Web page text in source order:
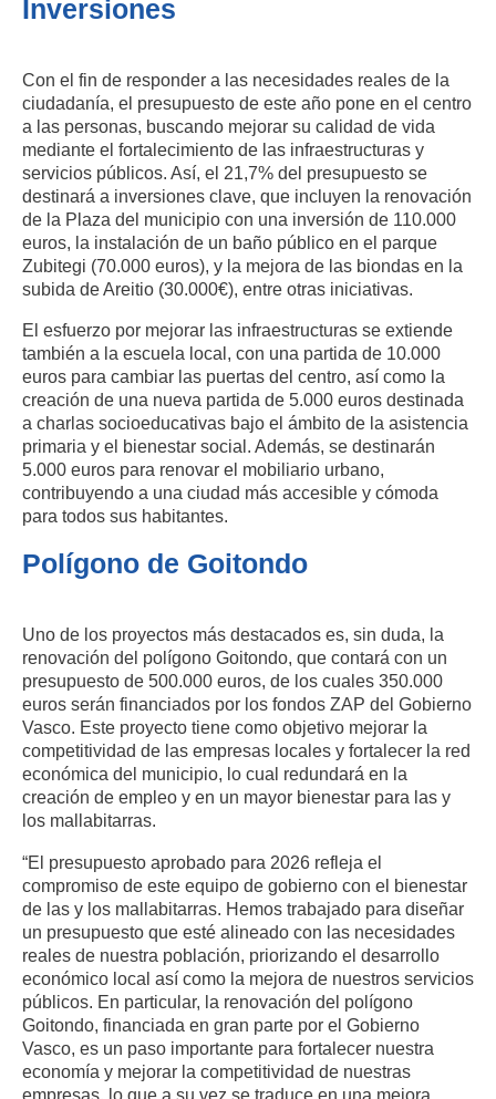
Inversiones
Con el fin de responder a las necesidades reales de la
ciudadanía, el presupuesto de este año pone en el centro
a las personas, buscando mejorar su calidad de vida
mediante el fortalecimiento de las infraestructuras y
servicios públicos. Así, el 21,7% del presupuesto se
destinará a inversiones clave, que incluyen la renovación
de la Plaza del municipio con una inversión de 110.000
euros, la instalación de un baño público en el parque
Zubitegi (70.000 euros), y la mejora de las biondas en la
subida de Areitio (30.000€), entre otras iniciativas.
El esfuerzo por mejorar las infraestructuras se extiende
también a la escuela local, con una partida de 10.000
euros para cambiar las puertas del centro, así como la
creación de una nueva partida de 5.000 euros destinada
a charlas socioeducativas bajo el ámbito de la asistencia
primaria y el bienestar social. Además, se destinarán
5.000 euros para renovar el mobiliario urbano,
contribuyendo a una ciudad más accesible y cómoda
para todos sus habitantes.
Polígono de Goitondo
Uno de los proyectos más destacados es, sin duda, la
renovación del polígono Goitondo, que contará con un
presupuesto de 500.000 euros, de los cuales 350.000
euros serán financiados por los fondos ZAP del Gobierno
Vasco. Este proyecto tiene como objetivo mejorar la
competitividad de las empresas locales y fortalecer la red
económica del municipio, lo cual redundará en la
creación de empleo y en un mayor bienestar para las y
los mallabitarras.
“El presupuesto aprobado para 2026 refleja el
compromiso de este equipo de gobierno con el bienestar
de las y los mallabitarras. Hemos trabajado para diseñar
un presupuesto que esté alineado con las necesidades
reales de nuestra población, priorizando el desarrollo
económico local así como la mejora de nuestros servicios
públicos. En particular, la renovación del polígono
Goitondo, financiada en gran parte por el Gobierno
Vasco, es un paso importante para fortalecer nuestra
economía y mejorar la competitividad de nuestras
empresas, lo que a su vez se traduce en una mejora